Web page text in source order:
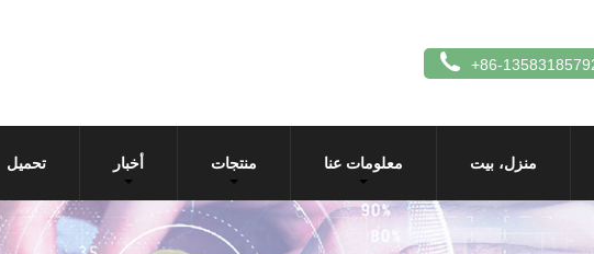
+86-
منزل، بيت معلومات عنا منتجات أخبار تحميل